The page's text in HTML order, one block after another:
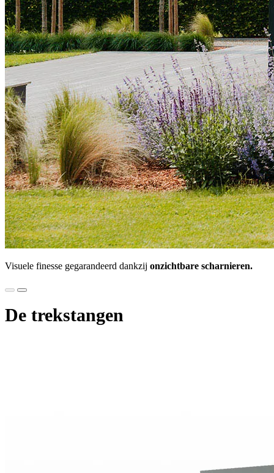
Visuele finesse gegarandeerd dankzij onzichtbare scharnieren.
De trekstangen